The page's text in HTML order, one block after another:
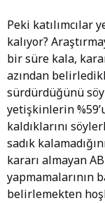
Peki katılımcılar
kalıyor?
bir süre kala,
azından
sürdürdüğünü
yetişkinlerin
kaldıklarını
sadık
kararı almayan
yapmamalarının
belirlemekten